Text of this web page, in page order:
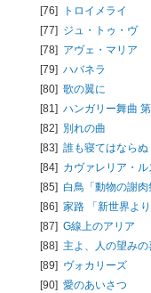
[76]
トロイメライ
[77] ジュ・トゥ・ヴ
[78] アヴェ・マリア
[79] ハバネラ
[80] 歌の翼に
[81] ハンガリー舞曲
[82] 別れの曲
[83] 誰も寝てはならぬ
[84] カヴァレリア・
[85] 白鳥「動物の謝肉
[86] 家路 「新世界よ
[87] G線上のアリア
[88] 主よ、人の望みの
[89] ヴォカリーズ
[90] 愛のあいさつ